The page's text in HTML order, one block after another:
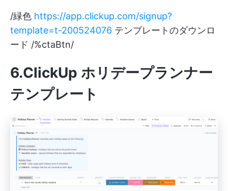
/緑色 https://app.clickup.com/signup?
template=t-200524076 テンプレートのダウンロ
ード /%ctaBtn/
6.ClickUp ホリデープランナー
テンプレート